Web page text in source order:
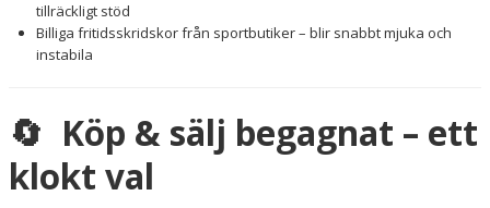
tillräckligt stöd
Billiga fritidsskridskor från sportbutiker – blir snabbt mjuka och
instabila
🔄 Köp & sälj begagnat – ett
klokt val